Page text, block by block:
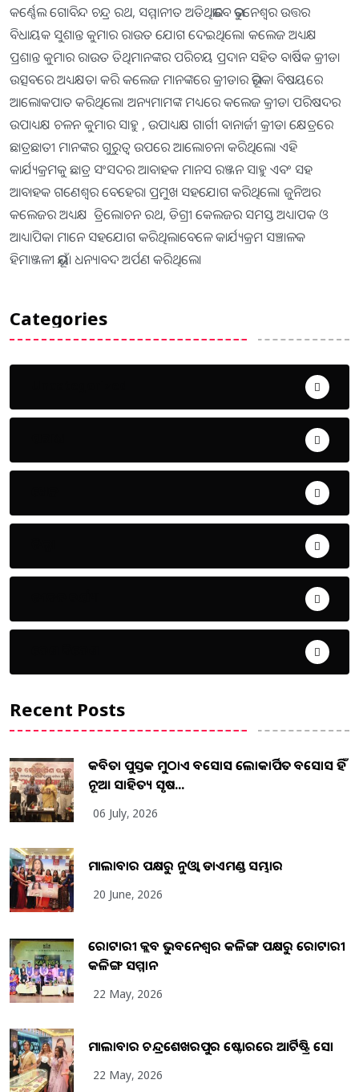
କର୍ଣ୍ଣେଲ ଗୋବିନ୍ଦ ଚନ୍ଦ୍ର ରଥ, ସମ୍ମାନୀତ ଅତିଥିଭାବେ ଭୁବନେଶ୍ବର ଉତ୍ତର
ବିଧାୟକ ସୁଶାନ୍ତ କୁମାର ରାଉତ ଯୋଗ ଦେଇଥିଲେ। କଲେଜ ଅଧ୍ୟକ୍ଷ
ପ୍ରଶାନ୍ତ କୁମାର ରାଉତ ତିଥିମାନଙ୍କର ପରିଚୟ ପ୍ରଦାନ ସହିତ ବାର୍ଷିକ କ୍ରୀଡା
ଉତ୍ସବରେ ଅଧ୍ୟକ୍ଷତା କରି କଲେଜ ମାନଙ୍କରେ କ୍ରୀଡାର ଭୂମିକା ବିଷୟରେ
ଆଲୋକପାତ କରିଥିଲେ। ଅନ୍ୟମାମଙ୍କ ମଧ୍ୟରେ କଲେଜ କ୍ରୀଡା ପରିଷଦର
ଉପାଧ୍ୟକ୍ଷ ଚଳନ କୁମାର ସାହୁ , ଉପାଧ୍ୟକ୍ଷ ଗାର୍ଗୀ ବାନାର୍ଜୀ କ୍ରୀଡା କ୍ଷେତ୍ରରେ
ଛାତ୍ରଛାତୀ ମାନଙ୍କର ଗୁରୁତ୍ବ ଉପରେ ଆଲୋଚନା କରିଥିଲେ। ଏହି
କାର୍ଯ୍ୟକ୍ରମକୁ ଛାତ୍ର ସଂସଦର ଆବାହକ ମାନସ ରଞ୍ଜନ ସାହୁ ଏବଂ ସହ
ଆବାହକ ଗଣେଶ୍ବର ବେହେରା ପ୍ରମୁଖ ସହଯୋଗ କରିଥିଲେ। ଜୁନିଅର
କଲେଜର ଅଧ୍ୟକ୍ଷ ତ୍ରିଲୋଚନ ରଥ, ଡିଗ୍ରୀ କେଲଜର ସମସ୍ତ ଅଧ୍ୟାପକ ଓ
ଆଧ୍ୟାପିକା ମାନେ ସହଯୋଗ କରିଥିଲାବେଳେ କାର୍ଯ୍ୟକ୍ରମ ସଞ୍ଚାଳକ
ହିମାଞ୍ଜଳୀ ଭୂୟାଁ ଧନ୍ୟାବଦ ଅର୍ପଣ କରିଥିଲେ।
Categories
Recent Posts
କବିତା ପୁସ୍ତକ ମୁଠାଏ ଅବସୋସ ଲୋକାର୍ପିତ ଅବସୋସ ହିଁ
ନୂଆ ସାହିତ୍ୟ ସୃଷ...
06 July, 2026
ମାଲାବାର ପକ୍ଷରୁ ନୁଓ୍ବା ଡାଏମଣ୍ଡ ସମ୍ଭାର
20 June, 2026
ରୋଟାରୀ କ୍ଲବ ଭୁବନେଶ୍ୱର କଳିଙ୍ଗ ପକ୍ଷରୁ ରୋଟାରୀ
କଳିଙ୍ଗ ସମ୍ମାନ
22 May, 2026
ମାଲାବାର ଚନ୍ଦ୍ରଶେଖରପୁର ଷ୍ଟୋରରେ ଆର୍ଟିଷ୍ଟ୍ରି ସୋ
22 May, 2026